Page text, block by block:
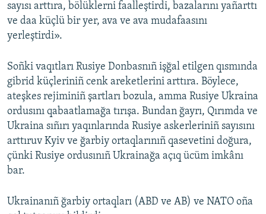
sayısı arttıra, bölüklerni faalleştirdi, bazalarını yañarttı
ve daa küçlü bir yer, ava ve ava mudafaasını
yerleştirdi».
Soñki vaqıtları Rusiye Donbasnıñ işğal etilgen qısmında
gibrid küçleriniñ cenk areketlerini arttıra. Böylece,
ateşkes rejiminiñ şartları bozula, amma Rusiye Ukraina
ordusını qabaatlamağa tırışa. Bundan ğayrı, Qırımda ve
Ukraina sıñırı yaqınlarında Rusiye askerleriniñ sayısını
arttıruv Kyiv ve ğarbiy ortaqlarınıñ qasevetini doğura,
çünki Rusiye ordusınıñ Ukrainağa açıq ücüm imkânı
bar.
Ukrainanıñ ğarbiy ortaqları (ABD ve AB) ve NATO oña